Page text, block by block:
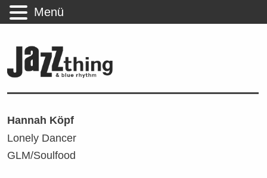
Hannah Köpf
Lonely Dancer
GLM/Soulfood
Menü